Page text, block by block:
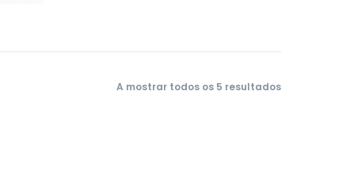
A mostrar todos os 5 resultados